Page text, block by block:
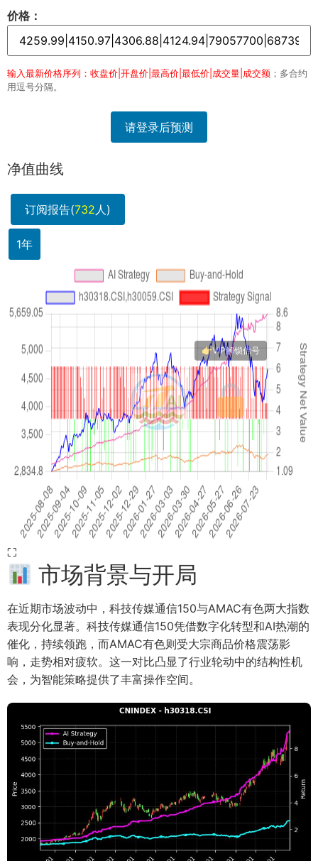
价格：
输入最新价格序列：收盘价|开盘价|最高价|最低价|成交量|成交额 ；多合约
用逗号分隔。
请登录后预测
净值曲线
订阅报告(732人)
1年
⛶
市场背景与开局
在近期市场波动中，科技传媒通信150与AMAC有色两大指数
表现分化显著。科技传媒通信150凭借数字化转型和AI热潮的
催化，持续领跑，而AMAC有色则受大宗商品价格震荡影
响，走势相对疲软。这一对比凸显了行业轮动中的结构性机
会，为智能策略提供了丰富操作空间。